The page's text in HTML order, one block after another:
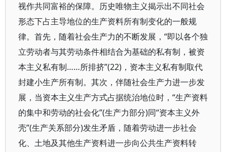
视作共同富裕的保障。历史唯物主义揭示出不同社会
形态下占主导地位的生产资料所有制变化的一般规
律。首先，随着社会生产力的不断发展，“即以各个独
立劳动者与其劳动条件相结合为基础的私有制，被资
本主义私有制……所排挤”(22)，资本主义私有制取代
封建小生产所有制。其次，伴随社会生产力进一步发
展，当资本主义生产方式占据统治地位时，“生产资料
的集中和劳动的社会化”(生产力部分)同“资本主义外
壳”(生产关系部分)发生矛盾，随着劳动进一步社会
化、土地及其他生产资料进一步向公共生产资料转